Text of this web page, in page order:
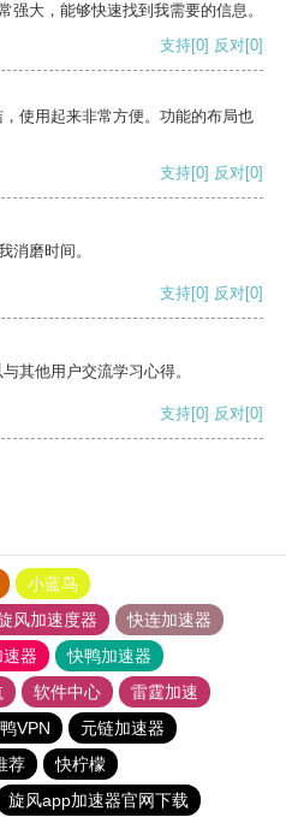
强大，能够快速找到我需要的信息。
支持[0] 反对[0]
使用起来非常方便。功能的布局也
支持[0] 反对[0]
消磨时间。
支持[0] 反对[0]
其他用户交流学习心得。
支持[0] 反对[0]
小蓝鸟
风加速度器
快连加速器
器
快鸭加速器
软件中心
雷霆加速
VPN
元链加速器
荐
快柠檬
旋风app加速器官网下载